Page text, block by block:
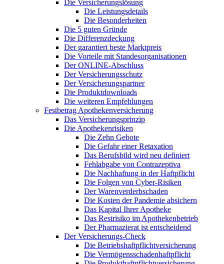
Die Versicherungslösung
Die Leistungsdetails
Die Besonderheiten
Die 5 guten Gründe
Die Differenzdeckung
Der garantiert beste Marktpreis
Die Vorteile mit Standesorganisationen
Der ONLINE-Abschluss
Der Versicherungsschutz
Der Versicherungspartner
Die Produktdownloads
Die weiteren Empfehlungen
Festbetrag Apothekenversicherung
Das Versicherungsprinzip
Die Apothekenrisiken
Die Zehn Gebote
Die Gefahr einer Retaxation
Das Berufsbild wird neu definiert
Fehlabgabe von Contrazeptiva
Die Nachhaftung in der Haftpflicht
Die Folgen von Cyber-Risiken
Der Warenverderbschaden
Die Kosten der Pandemie absichern
Das Kapital Ihrer Apotheke
Das Restrisiko im Apothekenbetrieb
Der Pharmazierat ist entscheidend
Der Versicherungs-Check
Die Betriebshaftpflichtversicherung
Die Vermögensschadenhaftpflicht